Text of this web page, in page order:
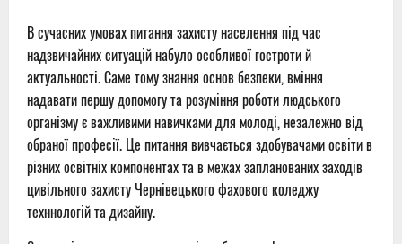
В сучасних умовах питання захисту населення під час
надзвичайних ситуацій набуло особливої гостроти й
актуальності. Саме тому знання основ безпеки, вміння
надавати першу допомогу та розуміння роботи людського
організму є важливими навичками для молоді, незалежно від
обраної професії. Це питання вивчається здобувачами освіти в
різних освітніх компонентах та в межах запланованих заходів
цивільного захисту Чернівецького фахового коледжу
техннологій та дизайну.